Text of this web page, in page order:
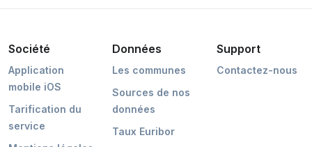
Société
Application
mobile iOS
Tarification du
service
Données
Les communes
Sources de nos
données
Taux Euribor
Support
Contactez-nous